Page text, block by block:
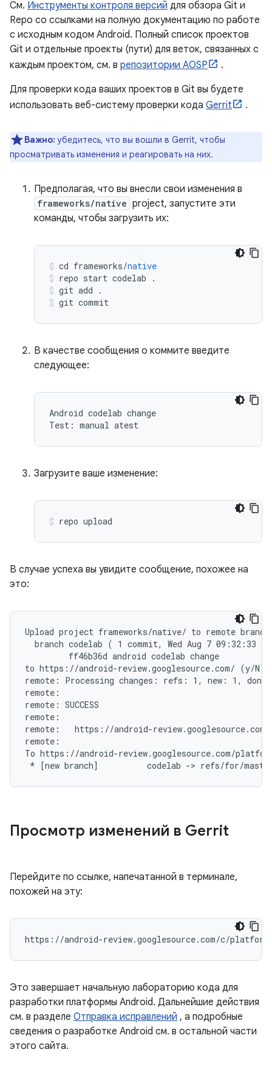
См. Инструменты контроля версий для обзора Git и
Repo со ссылками на полную документацию по работе
с исходным кодом Android. Полный список проектов
Git и отдельные проекты (пути) для веток, связанных с
каждым проектом, см. в репозитории AOSP
.
Для проверки кода ваших проектов в Git вы будете
использовать веб-систему проверки кода Gerrit .
Важно: убедитесь, что вы вошли в Gerrit, чтобы
просматривать изменения и реагировать на них.
Предполагая, что вы внесли свои изменения в
frameworks/native project, запустите эти
команды, чтобы загрузить их:
cd frameworks/native
repo start codelab
.
git add
.
git commit
В качестве сообщения о коммите введите
следующее:
Android codelab change
Загрузите ваше изменение:
repo upload
В случае успеха вы увидите сообщение, похожее на
это:
Upload project frameworks/native/ to remote
branch codelab ( 1 commit, Wed Aug 7 09:32:33
         ff46b36d android codelab change
to https://android-review.googlesource.com/ (y/
remote: Processing changes: refs: 1, new: 1, done
remote:
remote: SUCCESS
remote:
remote:   https://android-review.googlesource.com/
remote:
To https://android-review.googlesource.com/
Просмотр изменений в Gerrit
Перейдите по ссылке, напечатанной в терминале,
похожей на эту:
Это завершает начальную лабораторию кода для
разработки платформы Android. Дальнейшие действия
см. в разделе Отправка исправлений , а подробные
сведения о разработке Android см. в остальной части
этого сайта.